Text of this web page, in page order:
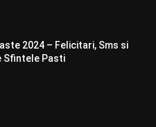
2024 – Felicitari, Sms si
Sfintele Pasti